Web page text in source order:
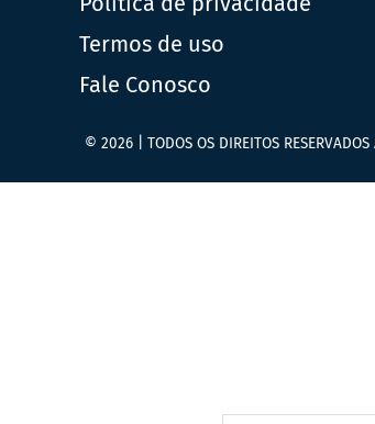
Termos de uso
Fale Conosco
© 2026 | TODOS OS DIREITOS RESERVADOS